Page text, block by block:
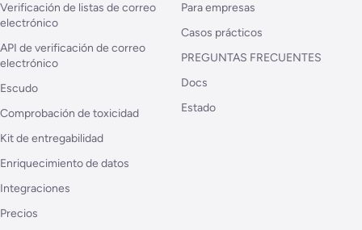
Verificación de listas de correo
electrónico
API de verificación de correo
electrónico
Escudo
Comprobación de toxicidad
Kit de entregabilidad
Enriquecimiento de datos
Integraciones
Precios
Para empresas
Casos prácticos
PREGUNTAS FRECUENTES
Docs
Estado